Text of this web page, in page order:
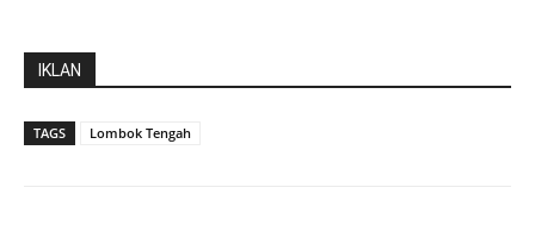
IKLAN
TAGS Lombok Tengah